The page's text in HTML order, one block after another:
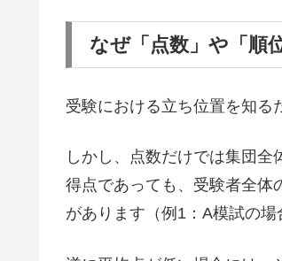
なぜ「点数」や「順
受験における立ち位置を知る
しかし、点数だけでは集団
得点であっても、受験者全体
があります（例1：A模試の場